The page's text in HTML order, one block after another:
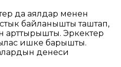
да аялдар менен
байланышты таштап,
Эркектер
ишке барышты.
денеси